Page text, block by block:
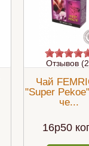
Отзывов
Чай
"Super
че...
16p50